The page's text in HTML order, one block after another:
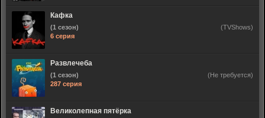
Кафка
(1 сезон)
6 серия
(TVShows)
Развлечеба
(1 сезон)
287 серия
(Не требуется)
Великолепная пятёрка